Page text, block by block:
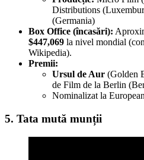
Distributions
(Germania)
Box Office (încasări):
$447,069 la nivel mondial
Wikipedia).
Premii:
Ursul de Aur (Golden
de Film de la Berlin
Nominalizat la
5. Tata mută munții